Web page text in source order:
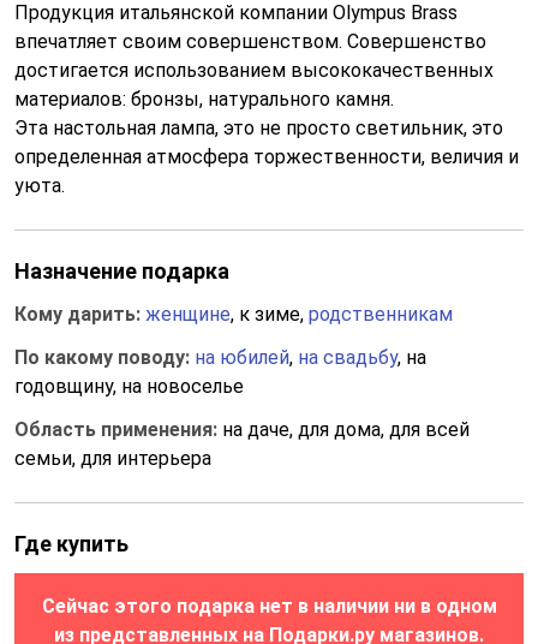
Продукция итальянской компании Olympus Brass
впечатляет своим совершенством. Совершенство
достигается использованием высококачественных
материалов: бронзы, натурального камня.
Эта настольная лампа, это не просто светильник, это
определенная атмосфера торжественности, величия и
уюта.
Назначение подарка
Кому дарить: женщине, к зиме, родственникам
По какому поводу: на юбилей, на свадьбу, на
годовщину, на новоселье
Область применения: на даче, для дома, для всей
семьи, для интерьера
Где купить
Сейчас этого подарка нет в наличии ни в одном
из представленных на Подарки.ру магазинов.